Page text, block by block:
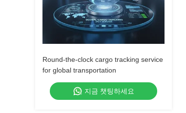
Round-the-clock cargo tracking service
for global transportation
지금 챗팅하세요